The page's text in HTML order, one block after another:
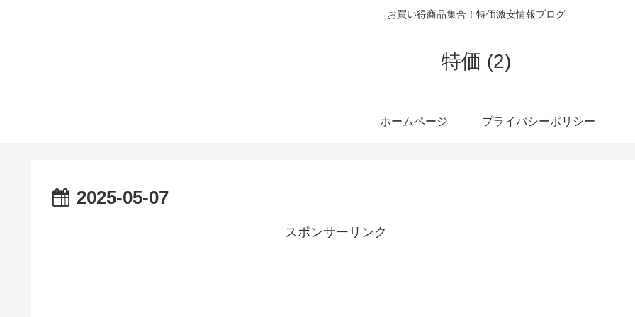
お買い得商品集合！特価激安情報ブログ
特価 (2)
ホームページ プライバシーポリシー
2025-05-07
スポンサーリンク